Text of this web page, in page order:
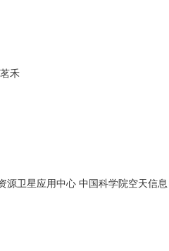
禾
源卫星应用中心 中国科学院空天信息